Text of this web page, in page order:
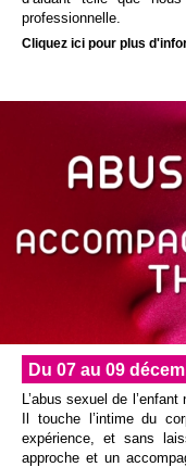
professionnelle.
Cliquez ici pour plus
Du 07 au 09
L’abus sexuel de
Il touche l’intime du
expérience, et sans
approche et un